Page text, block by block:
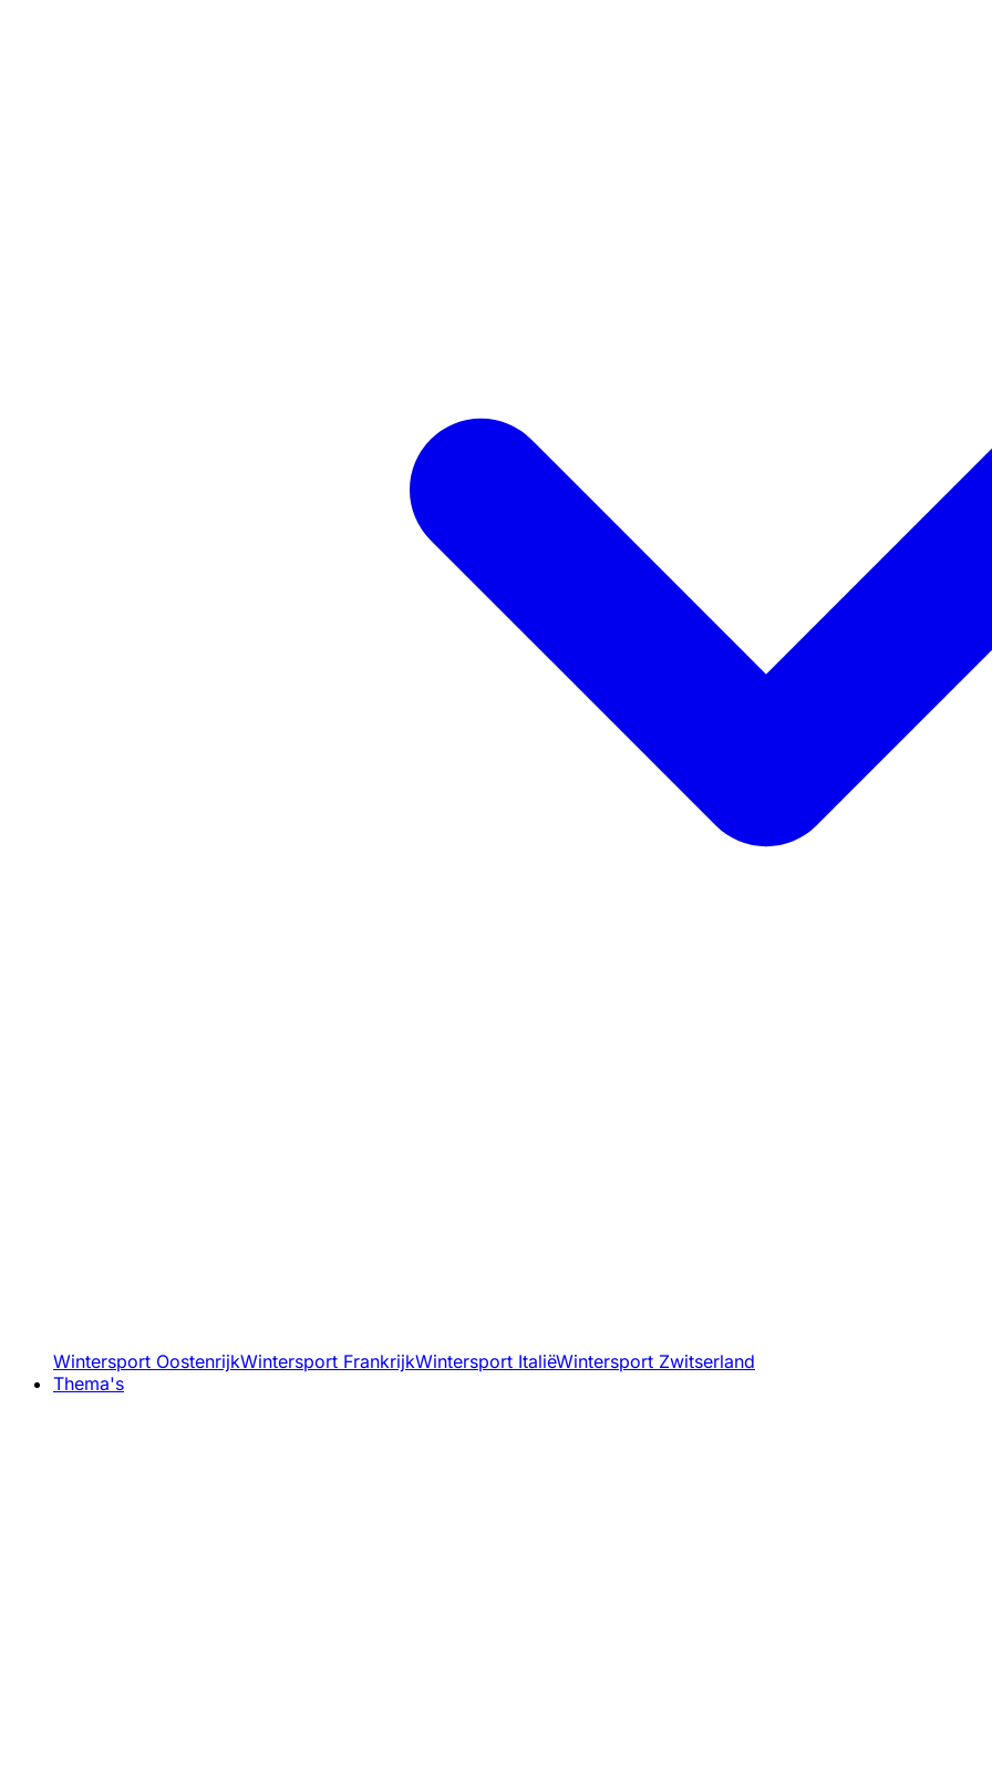
Wintersport OostenrijkWintersport FrankrijkWintersport ItaliëWintersport Zwitserland
Thema's